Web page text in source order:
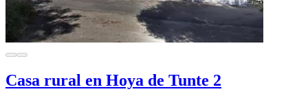
Casa rural en Hoya de Tunte 2